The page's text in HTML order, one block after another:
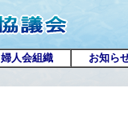
婦人会組織 お知ら